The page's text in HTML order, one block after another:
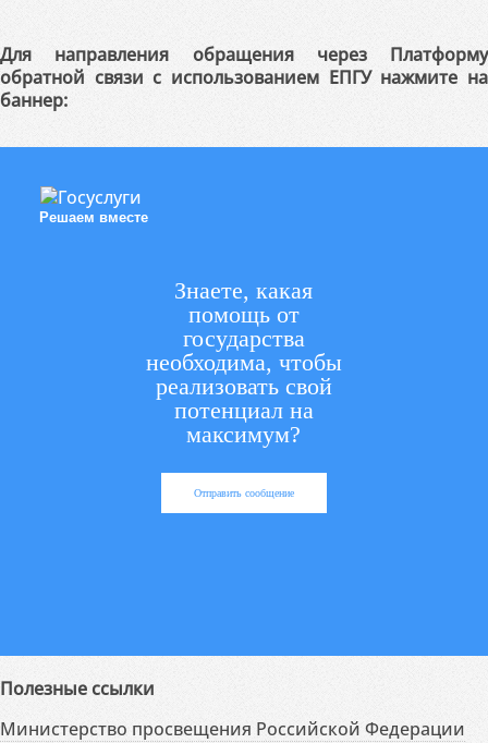
Для направления обращения через Платформу
обратной связи с использованием ЕПГУ нажмите на
баннер:
Решаем вместе
Знаете, какая
помощь от
государства
необходима, чтобы
реализовать свой
потенциал на
максимум?
Отправить сообщение
Полезные ссылки
Министерство просвещения Российской Федерации